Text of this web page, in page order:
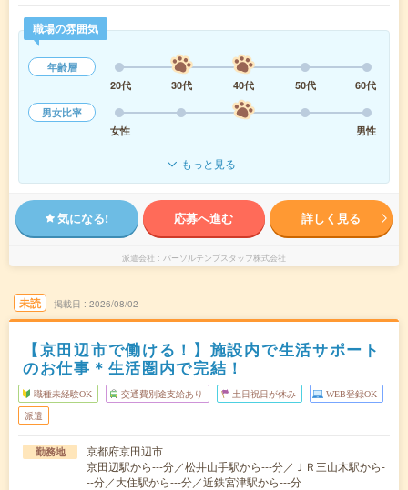
職場の雰囲気
年齢層
20代
30代 40代 50代
60代
男女比率
女性
男性
もっと見る
気になる! 応募へ進む 詳しく見る
派遣会社 パーソルテンプスタッフ株式会社
未読 掲載日 2026/08/02
【京田辺市で働ける！】施設内で生活サポート
のお仕事＊生活圏内で完結！
職種未経験OK 交通費別途支給あり 土日祝日が休み WEB登録OK
派遣
勤務地
京都府京田辺市
京田辺駅から---分／松井山手駅から---分／ＪＲ三山木駅から-
--分／大住駅から---分／近鉄宮津駅から---分